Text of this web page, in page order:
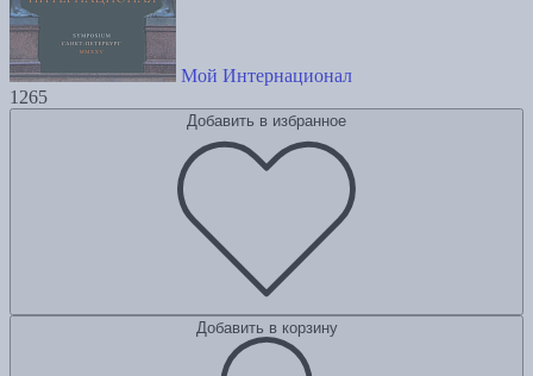
Мой Интернационал
1265
Добавить в избранное
Добавить в корзину